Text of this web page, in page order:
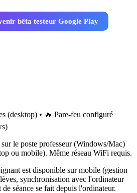
bêta testeur Google Play
(desktop) • 🔥 Pare-feu configuré
le poste professeur (Windows/Mac)
ou mobile). Même réseau WiFi requis.
est disponible sur mobile (gestion
synchronisation avec l'ordinateur
séance se fait depuis l'ordinateur.